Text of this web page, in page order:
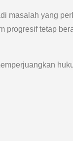
masalah yang
progresif tetap